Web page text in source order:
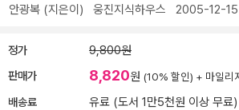
안광복 (지은이) 웅진지식하우스 2005-12-15
정가 9,800원
판매가 8,820원 (10% 할인) + 마일리
배송료 유료 (도서 1만5천원 이상 무료)